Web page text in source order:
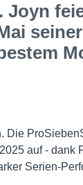
Joyn
Die
auf - dank
Serien-